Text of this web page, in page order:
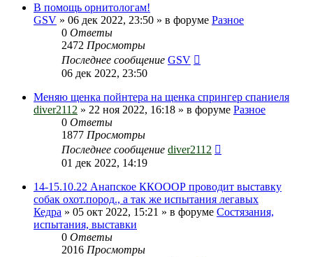
В помощь орнитологам!
GSV » 06 дек 2022, 23:50 » в форуме Разное
0 Ответы
2472 Просмотры
Последнее сообщение GSV
06 дек 2022, 23:50
Меняю щенка пойнтера на щенка спрингер спаниеля
diver2112 » 22 ноя 2022, 16:18 » в форуме Разное
0 Ответы
1877 Просмотры
Последнее сообщение diver2112
01 дек 2022, 14:19
14-15.10.22 Анапское ККОООР проводит выставку
собак охот.пород., а так же испытания легавых
Кедра » 05 окт 2022, 15:21 » в форуме Состязания,
испытания, выставки
0 Ответы
2016 Просмотры